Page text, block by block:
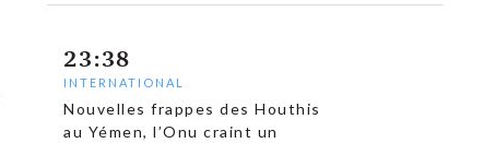
23:38
INTERNATIONAL
Nouvelles frappes des Houthis
au Yémen, l’Onu craint un